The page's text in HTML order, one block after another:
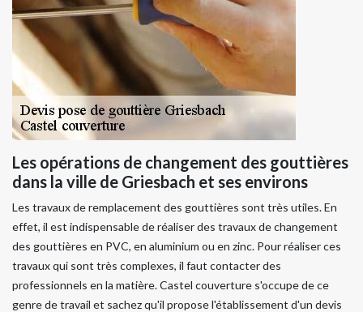
Les opérations de changement des gouttières
dans la ville de Griesbach et ses environs
Les travaux de remplacement des gouttières sont très utiles. En
effet, il est indispensable de réaliser des travaux de changement
des gouttières en PVC, en aluminium ou en zinc. Pour réaliser ces
travaux qui sont très complexes, il faut contacter des
professionnels en la matière. Castel couverture s'occupe de ce
genre de travail et sachez qu'il propose l'établissement d'un devis